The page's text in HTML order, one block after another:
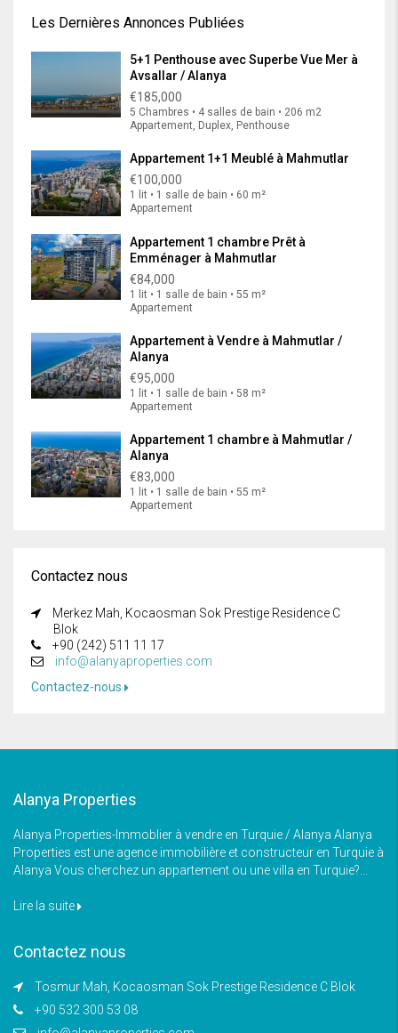
Les Dernières Annonces Publiées
5+1 Penthouse avec Superbe Vue Mer à
Avsallar / Alanya
€185,000
5 Chambres • 4 salles de bain • 206 m2
Appartement, Duplex, Penthouse
Appartement 1+1 Meublé à Mahmutlar
€100,000
1 lit • 1 salle de bain • 60 m²
Appartement
Appartement 1 chambre Prêt à
Emménager à Mahmutlar
€84,000
1 lit • 1 salle de bain • 55 m²
Appartement
Appartement à Vendre à Mahmutlar /
Alanya
€95,000
1 lit • 1 salle de bain • 58 m²
Appartement
Appartement 1 chambre à Mahmutlar /
Alanya
€83,000
1 lit • 1 salle de bain • 55 m²
Appartement
Contactez nous
Merkez Mah, Kocaosman Sok Prestige Residence C
Blok
+90 (242) 511 11 17
info@alanyaproperties.com
Contactez-nous
Alanya Properties
Alanya Properties-Immoblier à vendre en Turquie / Alanya Alanya
Properties est une agence immobilière et constructeur en Turquie à
Alanya Vous cherchez un appartement ou une villa en Turquie?...
Lire la suite
Contactez nous
Tosmur Mah, Kocaosman Sok Prestige Residence C Blok
+90 532 300 53 08